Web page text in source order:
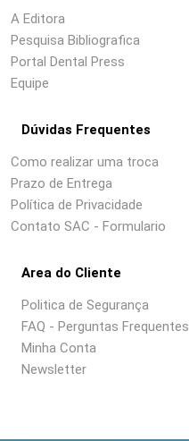
A Editora
Pesquisa Bibliografica
Portal Dental Press
Equipe
Dúvidas Frequentes
Como realizar uma troca
Prazo de Entrega
Política de Privacidade
Contato SAC - Formulario
Area do Cliente
Politica de Segurança
FAQ - Perguntas Frequentes
Minha Conta
Newsletter